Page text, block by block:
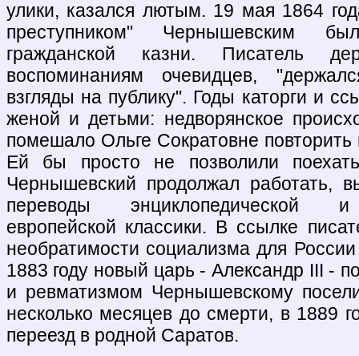
улики, казался лютым. 19 мая 1864
преступником" Чернышевским
гражданской казни. Писатель
воспоминаниям очевидцев,
взгляды на публику". Годы каторги и
женой и детьми: недворянское
помешало Ольге Сократовне повторить
Ей бы просто не позволили
Чернышевский продолжал работать,
переводы энциклопедической и
европейской классики. В ссылке
необратимости социализма для
1883 году новый царь - Александр III -
и ревматизмом Чернышевскому
несколько месяцев до смерти, в 1889
переезд в родной Саратов.